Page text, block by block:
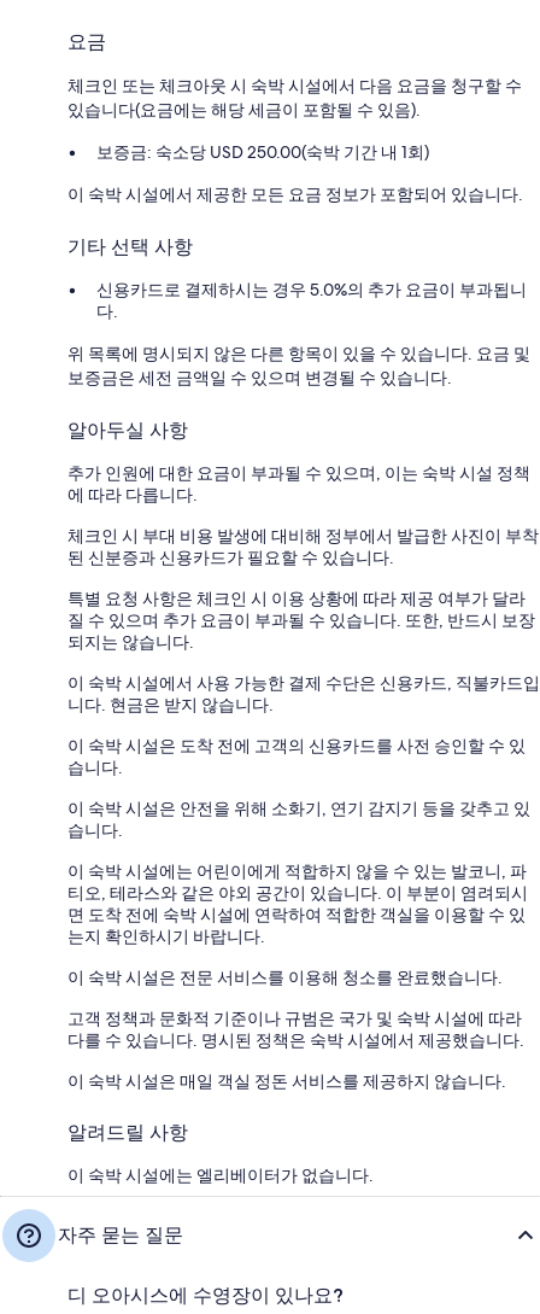
요금
체크인 또는 체크아웃 시 숙박 시설에서 다음 요금을 청구할 수
있습니다(요금에는 해당 세금이 포함될 수 있음).
보증금: 숙소당 USD 250.00(숙박 기간 내 1회)
이 숙박 시설에서 제공한 모든 요금 정보가 포함되어 있습니다.
기타 선택 사항
신용카드로 결제하시는 경우 5.0%의 추가 요금이 부과됩니
다.
위 목록에 명시되지 않은 다른 항목이 있을 수 있습니다. 요금 및
보증금은 세전 금액일 수 있으며 변경될 수 있습니다.
알아두실 사항
추가 인원에 대한 요금이 부과될 수 있으며, 이는 숙박 시설 정책
에 따라 다릅니다.
체크인 시 부대 비용 발생에 대비해 정부에서 발급한 사진이 부착
된 신분증과 신용카드가 필요할 수 있습니다.
특별 요청 사항은 체크인 시 이용 상황에 따라 제공 여부가 달라
질 수 있으며 추가 요금이 부과될 수 있습니다. 또한, 반드시 보장
되지는 않습니다.
이 숙박 시설에서 사용 가능한 결제 수단은 신용카드, 직불카드입
니다. 현금은 받지 않습니다.
이 숙박 시설은 도착 전에 고객의 신용카드를 사전 승인할 수 있
습니다.
이 숙박 시설은 안전을 위해 소화기, 연기 감지기 등을 갖추고 있
습니다.
이 숙박 시설에는 어린이에게 적합하지 않을 수 있는 발코니, 파
티오, 테라스와 같은 야외 공간이 있습니다. 이 부분이 염려되시
면 도착 전에 숙박 시설에 연락하여 적합한 객실을 이용할 수 있
는지 확인하시기 바랍니다.
이 숙박 시설은 전문 서비스를 이용해 청소를 완료했습니다.
고객 정책과 문화적 기준이나 규범은 국가 및 숙박 시설에 따라
다를 수 있습니다. 명시된 정책은 숙박 시설에서 제공했습니다.
이 숙박 시설은 매일 객실 정돈 서비스를 제공하지 않습니다.
알려드릴 사항
이 숙박 시설에는 엘리베이터가 없습니다.
자주 묻는 질문
디 오아시스에 수영장이 있나요?